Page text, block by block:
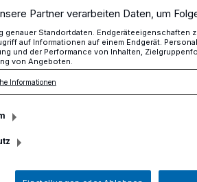
Partner verarbeiten Daten, um
genauer Standortdaten. Endgeräteeigenschaften
auf Informationen auf einem Endgerät.
und der Performance von Inhalten,
von Angeboten.
Informationen